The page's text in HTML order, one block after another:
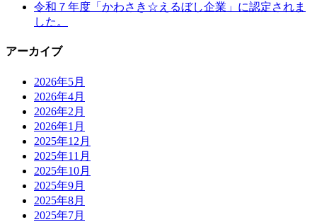
令和７年度「かわさき☆えるぼし企業」に認定されま
した。
アーカイブ
2026年5月
2026年4月
2026年2月
2026年1月
2025年12月
2025年11月
2025年10月
2025年9月
2025年8月
2025年7月